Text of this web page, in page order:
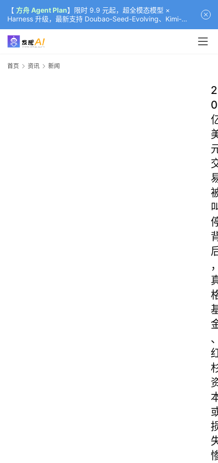
【 方舟 Agent Plan】限时 9.9 元起，超全模态模型 ×
Harness 升级，最新支持 Doubao-Seed-Evolving、Kimi-
K3（部分）、GLM-5.2
首页 资讯 新闻
2
0